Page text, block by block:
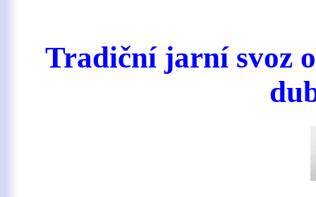
Tradiční jarní svoz